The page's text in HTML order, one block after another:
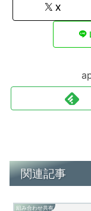
X
関連記事
組み合わせ共有